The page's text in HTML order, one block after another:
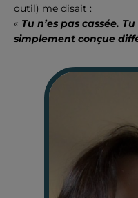
outil) me disait :
« Tu n’es pas cassée.
simplement conçue